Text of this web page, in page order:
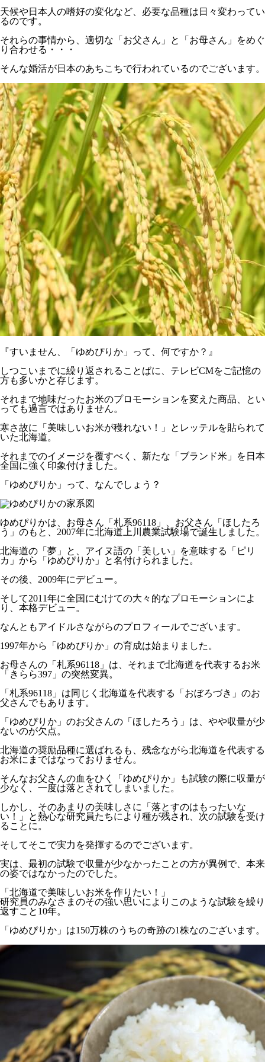
天候や日本人の嗜好の変化など、必要な品種は日々変わってい
るのです。
それらの事情から、適切な「お父さん」と「お母さん」をめぐ
り合わせる・・・
そんな婚活が日本のあちこちで行われているのでございます。
『すいません、「ゆめぴりか」って、何ですか？』
しつこいまでに繰り返されることばに、テレビCMをご記憶の
方も多いかと存じます。
それまで地味だったお米のプロモーションを変えた商品、とい
っても過言ではありません。
寒さ故に「美味しいお米が穫れない！」とレッテルを貼られて
いた北海道。
それまでのイメージを覆すべく、新たな「ブランド米」を日本
全国に強く印象付けました。
「ゆめぴりか」って、なんでしょう？
ゆめぴりかは、お母さん「札系96118」、お父さん「ほしたろ
う」のもと、2007年に北海道上川農業試験場で誕生しました。
北海道の「夢」と、アイヌ語の「美しい」を意味する「ピリ
カ」から「ゆめぴりか」と名付けられました。
その後、2009年にデビュー。
そして2011年に全国にむけての大々的なプロモーションによ
り、本格デビュー。
なんともアイドルさながらのプロフィールでございます。
1997年から「ゆめぴりか」の育成は始まりました。
お母さんの「札系96118」は、それまで北海道を代表するお米
「きらら397」の突然変異。
「札系96118」は同じく北海道を代表する「おぼろづき」のお
父さんでもあります。
「ゆめぴりか」のお父さんの「ほしたろう」は、やや収量が少
ないのが欠点。
北海道の奨励品種に選ばれるも、残念ながら北海道を代表する
お米にまではなっておりません。
そんなお父さんの血をひく「ゆめぴりか」も試験の際に収量が
少なく、一度は落とされてしまいました。
しかし、そのあまりの美味しさに「落とすのはもったいな
い！」と熱心な研究員たちにより種が残され、次の試験を受け
ることに。
そしてそこで実力を発揮するのでございます。
実は、最初の試験で収量が少なかったことの方が異例で、本来
の姿ではなかったのでした。
「北海道で美味しいお米を作りたい！」
研究員のみなさまのその強い思いによりこのような試験を繰り
返すこと10年。
「ゆめぴりか」は150万株のうちの奇跡の1株なのございます。